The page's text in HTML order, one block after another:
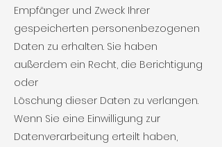
Empfänger und Zweck Ihrer
gespeicherten personenbezogenen
Daten zu erhalten. Sie haben
außerdem ein Recht, die Berichtigung
oder
Löschung dieser Daten zu verlangen.
Wenn Sie eine Einwilligung zur
Datenverarbeitung erteilt haben,